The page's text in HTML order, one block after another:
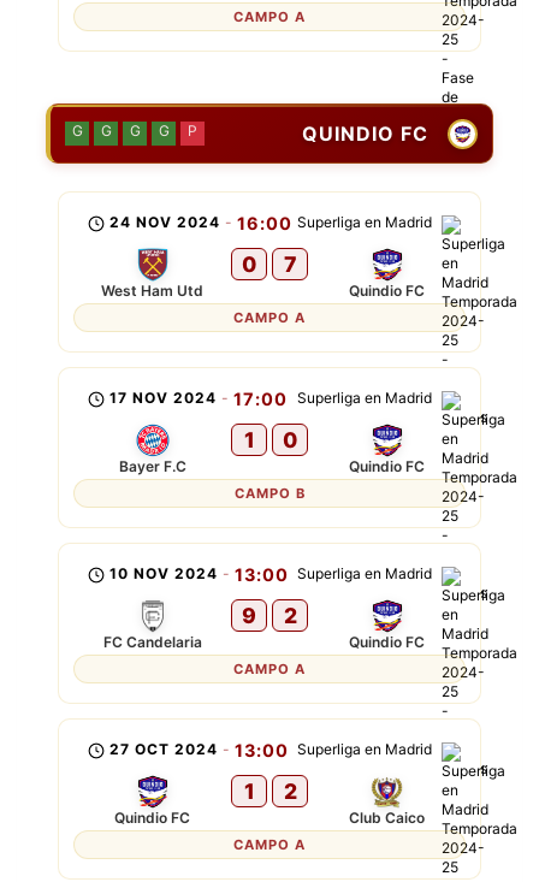
CAMPO A
QUINDIO FC
G G G G P
Superliga en Madrid
24 NOV 2024 - 16:00
West Ham Utd
0 7
Quindio FC
CAMPO A
Superliga en Madrid
17 NOV 2024 - 17:00
Bayer F.C
1 0
Quindio FC
CAMPO B
Superliga en Madrid
10 NOV 2024 - 13:00
FC Candelaria
9 2
Quindio FC
CAMPO A
Superliga en Madrid
27 OCT 2024 - 13:00
Quindio FC
1 2
Club Caico
CAMPO A